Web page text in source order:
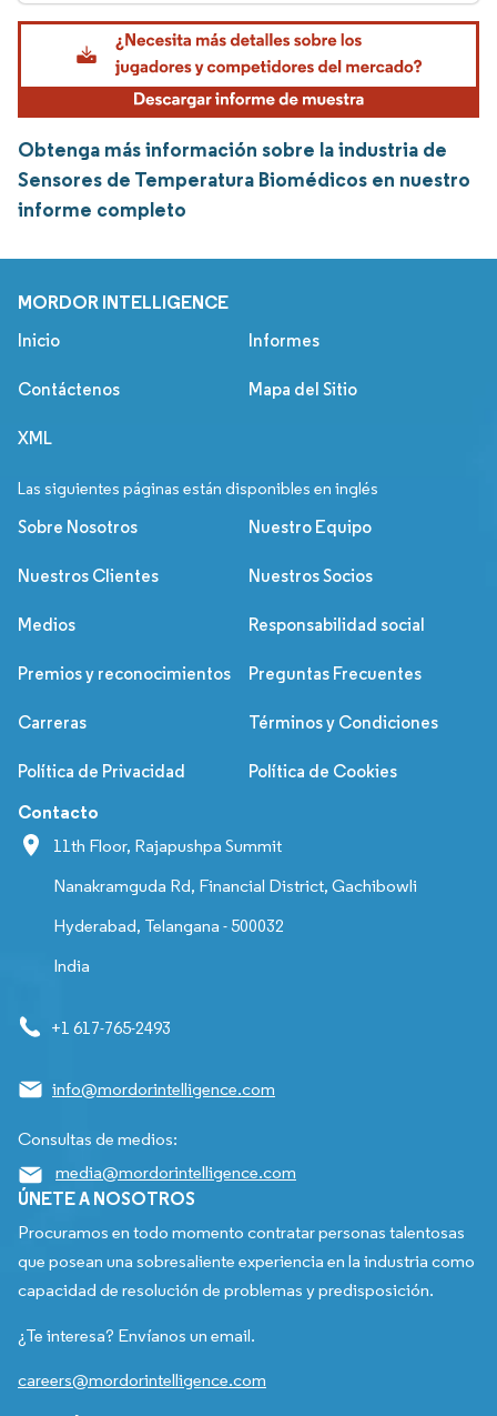
Obtenga más información sobre la industria de
Sensores de Temperatura Biomédicos en nuestro
informe completo
MORDOR INTELLIGENCE
Inicio Informes
Contáctenos Mapa del Sitio
XML
Las siguientes páginas están disponibles en inglés
Sobre Nosotros Nuestro Equipo
Nuestros Clientes Nuestros Socios
Medios Responsabilidad social
Premios y reconocimientos Preguntas Frecuentes
Carreras Términos y Condiciones
Política de Privacidad Política de Cookies
Contacto
11th Floor, Rajapushpa Summit
Nanakramguda Rd, Financial District, Gachibowli
Hyderabad, Telangana - 500032
India
+1 617-765-2493
info@mordorintelligence.com
Consultas de medios:
media@mordorintelligence.com
ÚNETE A NOSOTROS
Procuramos en todo momento contratar personas talentosas
que posean una sobresaliente experiencia en la industria como
capacidad de resolución de problemas y predisposición.
¿Te interesa? Envíanos un email.
careers@mordorintelligence.com